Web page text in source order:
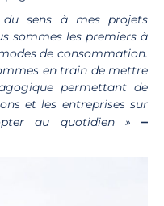
sens à mes projets
sommes les premiers à
de consommation.
en train de mettre
permettant de
et les entreprises sur
au quotidien » –